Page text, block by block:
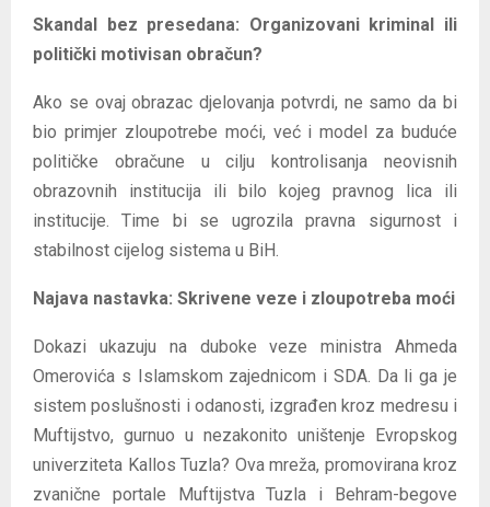
Skandal bez presedana: Organizovani kriminal ili
politički motivisan obračun?
Ako se ovaj obrazac djelovanja potvrdi, ne samo da bi
bio primjer zloupotrebe moći, već i model za buduće
političke obračune u cilju kontrolisanja neovisnih
obrazovnih institucija ili bilo kojeg pravnog lica ili
institucije. Time bi se ugrozila pravna sigurnost i
stabilnost cijelog sistema u BiH.
Najava nastavka: Skrivene veze i zloupotreba moći
Dokazi ukazuju na duboke veze ministra Ahmeda
Omerovića s Islamskom zajednicom i SDA. Da li ga je
sistem poslušnosti i odanosti, izgrađen kroz medresu i
Muftijstvo, gurnuo u nezakonito uništenje Evropskog
univerziteta Kallos Tuzla? Ova mreža, promovirana kroz
zvanične portale Muftijstva Tuzla i Behram-begove